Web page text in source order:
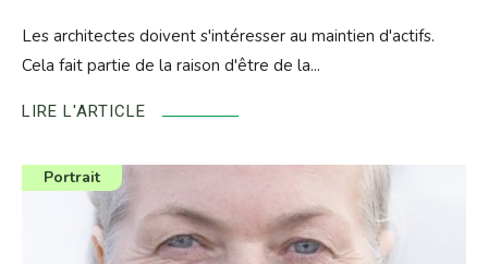
Les architectes doivent s'intéresser au maintien d'actifs.
Cela fait partie de la raison d'être de la...
LIRE L'ARTICLE
Catégorie
de
Portrait